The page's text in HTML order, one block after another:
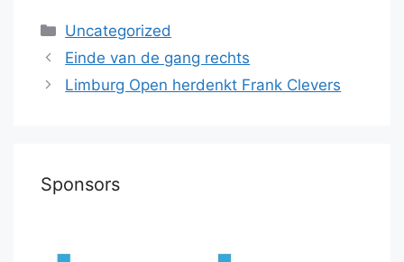
Categorieën
Uncategorized
Einde van de gang rechts
Limburg Open herdenkt Frank Clevers
Sponsors